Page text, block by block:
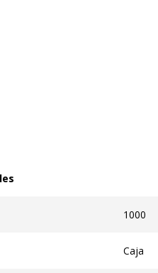
1000
Caja